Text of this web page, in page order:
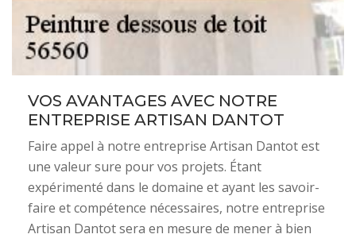
VOS AVANTAGES AVEC NOTRE
ENTREPRISE ARTISAN DANTOT
Faire appel à notre entreprise Artisan Dantot est
une valeur sure pour vos projets. Étant
expérimenté dans le domaine et ayant les savoir-
faire et compétence nécessaires, notre entreprise
Artisan Dantot sera en mesure de mener à bien